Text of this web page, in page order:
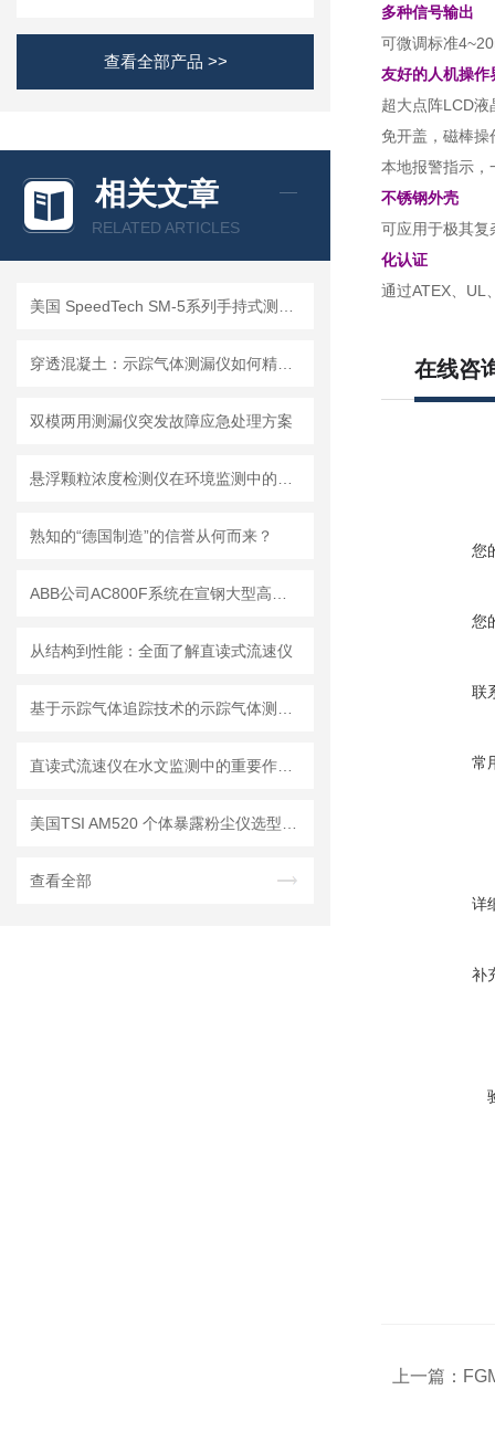
查看全部产品 >>
相关文章
RELATED ARTICLES
双模两用测漏仪突发故障应急处理方案
熟知的“德国制造”的信誉从何而来？
从结构到性能：全面了解直读式流速仪
查看全部
多种信号输出
可微调标准
友好的人机操作
超大点阵LCD
免开盖，磁棒操
本地报警指示，
不锈钢外壳
可应用于极其复
化认证
通过ATEX、UL
在线咨
您
您
联
常
详
补
上一篇：